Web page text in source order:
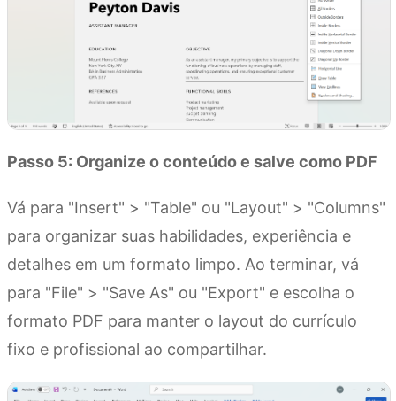
Passo 5: Organize o conteúdo e salve como PDF
Vá para "Insert" > "Table" ou "Layout" > "Columns"
para organizar suas habilidades, experiência e
detalhes em um formato limpo. Ao terminar, vá
para "File" > "Save As" ou "Export" e escolha o
formato PDF para manter o layout do currículo
fixo e profissional ao compartilhar.